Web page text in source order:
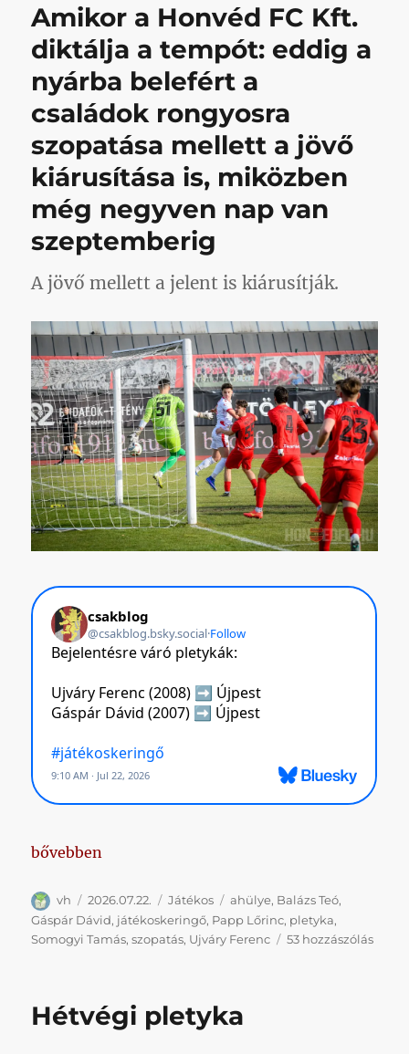
ha
szokásos
kérdező
formában
lesz,
legalább
van
esélyünk
egy
jót
röhögni
bejegyzéshez
Amikor a Honvéd FC Kft.
diktálja a tempót: eddig a
nyárba belefért a
családok rongyosra
szopatása mellett a jövő
kiárusítása is, miközben
még negyven nap van
szeptemberig
A jövő mellett a jelent is kiárusítják.
„Amikor a Honvéd FC Kft. diktálja a tempót: eddig
bővebben
Szerző
vh Közzétéve
2026.07.22. Kategória
Játékos Címke
ahülye, Balázs Teó,
Gáspár Dávid, játékoskeringő, Papp Lőrinc, pletyka,
Somogyi Tamás,szopatás, Ujváry Ferenc 53 hozzászólás
Hétvégi pletyka